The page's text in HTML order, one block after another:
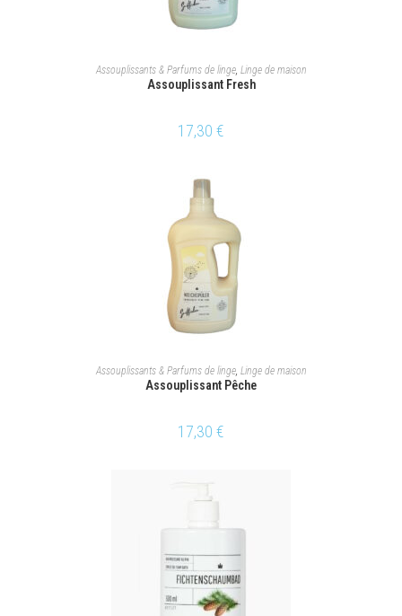
AJOUTER AU PANIER
Assouplissants & Parfums de linge, Linge de maison
Assouplissant Fresh
17,30 €
AJOUTER AU PANIER
Assouplissants & Parfums de linge, Linge de maison
Assouplissant Pêche
17,30 €